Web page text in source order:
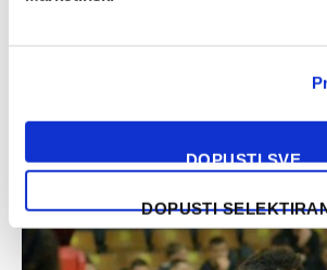
DOPUSTI SVE
DOPUSTI
Žrijeb parova polufinala play-offa
Hercegovine za košarkaše obavljen je